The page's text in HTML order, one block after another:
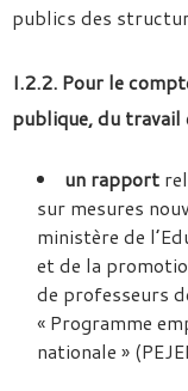
publics des
I.2.2. Pour le
publique, du
un rapport
sur mesures
ministère de
et de la
de professeurs
« Programme
nationale »